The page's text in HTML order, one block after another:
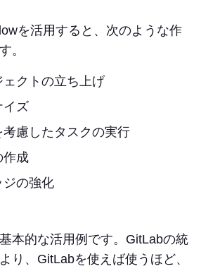
を活用すると、次のような作
。
クトの立ち上げ
イズ
考慮したタスクの実行
作成
ジの強化
本的な活用例です。GitLabの統
り、GitLabを使えば使うほど、